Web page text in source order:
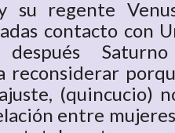
su regente
contacto con
después
reconsiderar
(quincucio)
entre